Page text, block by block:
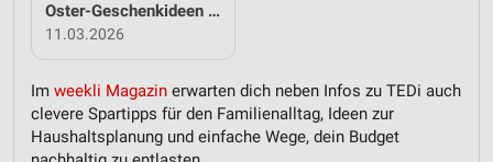
Oster-Geschenkideen von TEDi
11.03.2026
Im weekli Magazin erwarten dich neben Infos zu TEDi auch
clevere Spartipps für den Familienalltag, Ideen zur
Haushaltsplanung und einfache Wege, dein Budget